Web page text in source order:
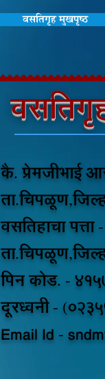
वसतिगृह मुखपृष्ठ
कै. प्रेमजीभाई
वसतिहाचा
पिन कोड. -
दूरध्वनी -
Email Id -